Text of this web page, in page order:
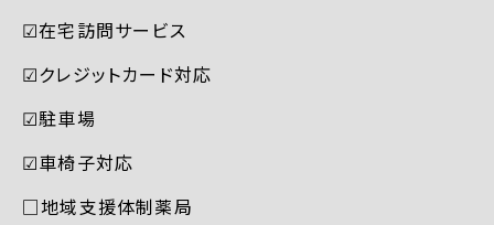
☑︎在宅訪問サービス
☑︎クレジットカード対応
☑︎駐車場
☑︎車椅子対応
□地域支援体制薬局